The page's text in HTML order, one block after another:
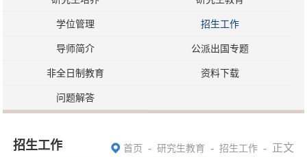
学位管理 招生工作
导师简介 公派出国专题
非全日制教育 资料下载
问题解答
招生工作 首页 - 研究生教育 - 招生工作 - 正文